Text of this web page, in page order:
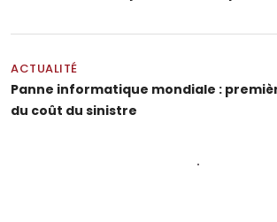
ACTUALITÉ
Panne informatique mondiale :
du coût du sinistre